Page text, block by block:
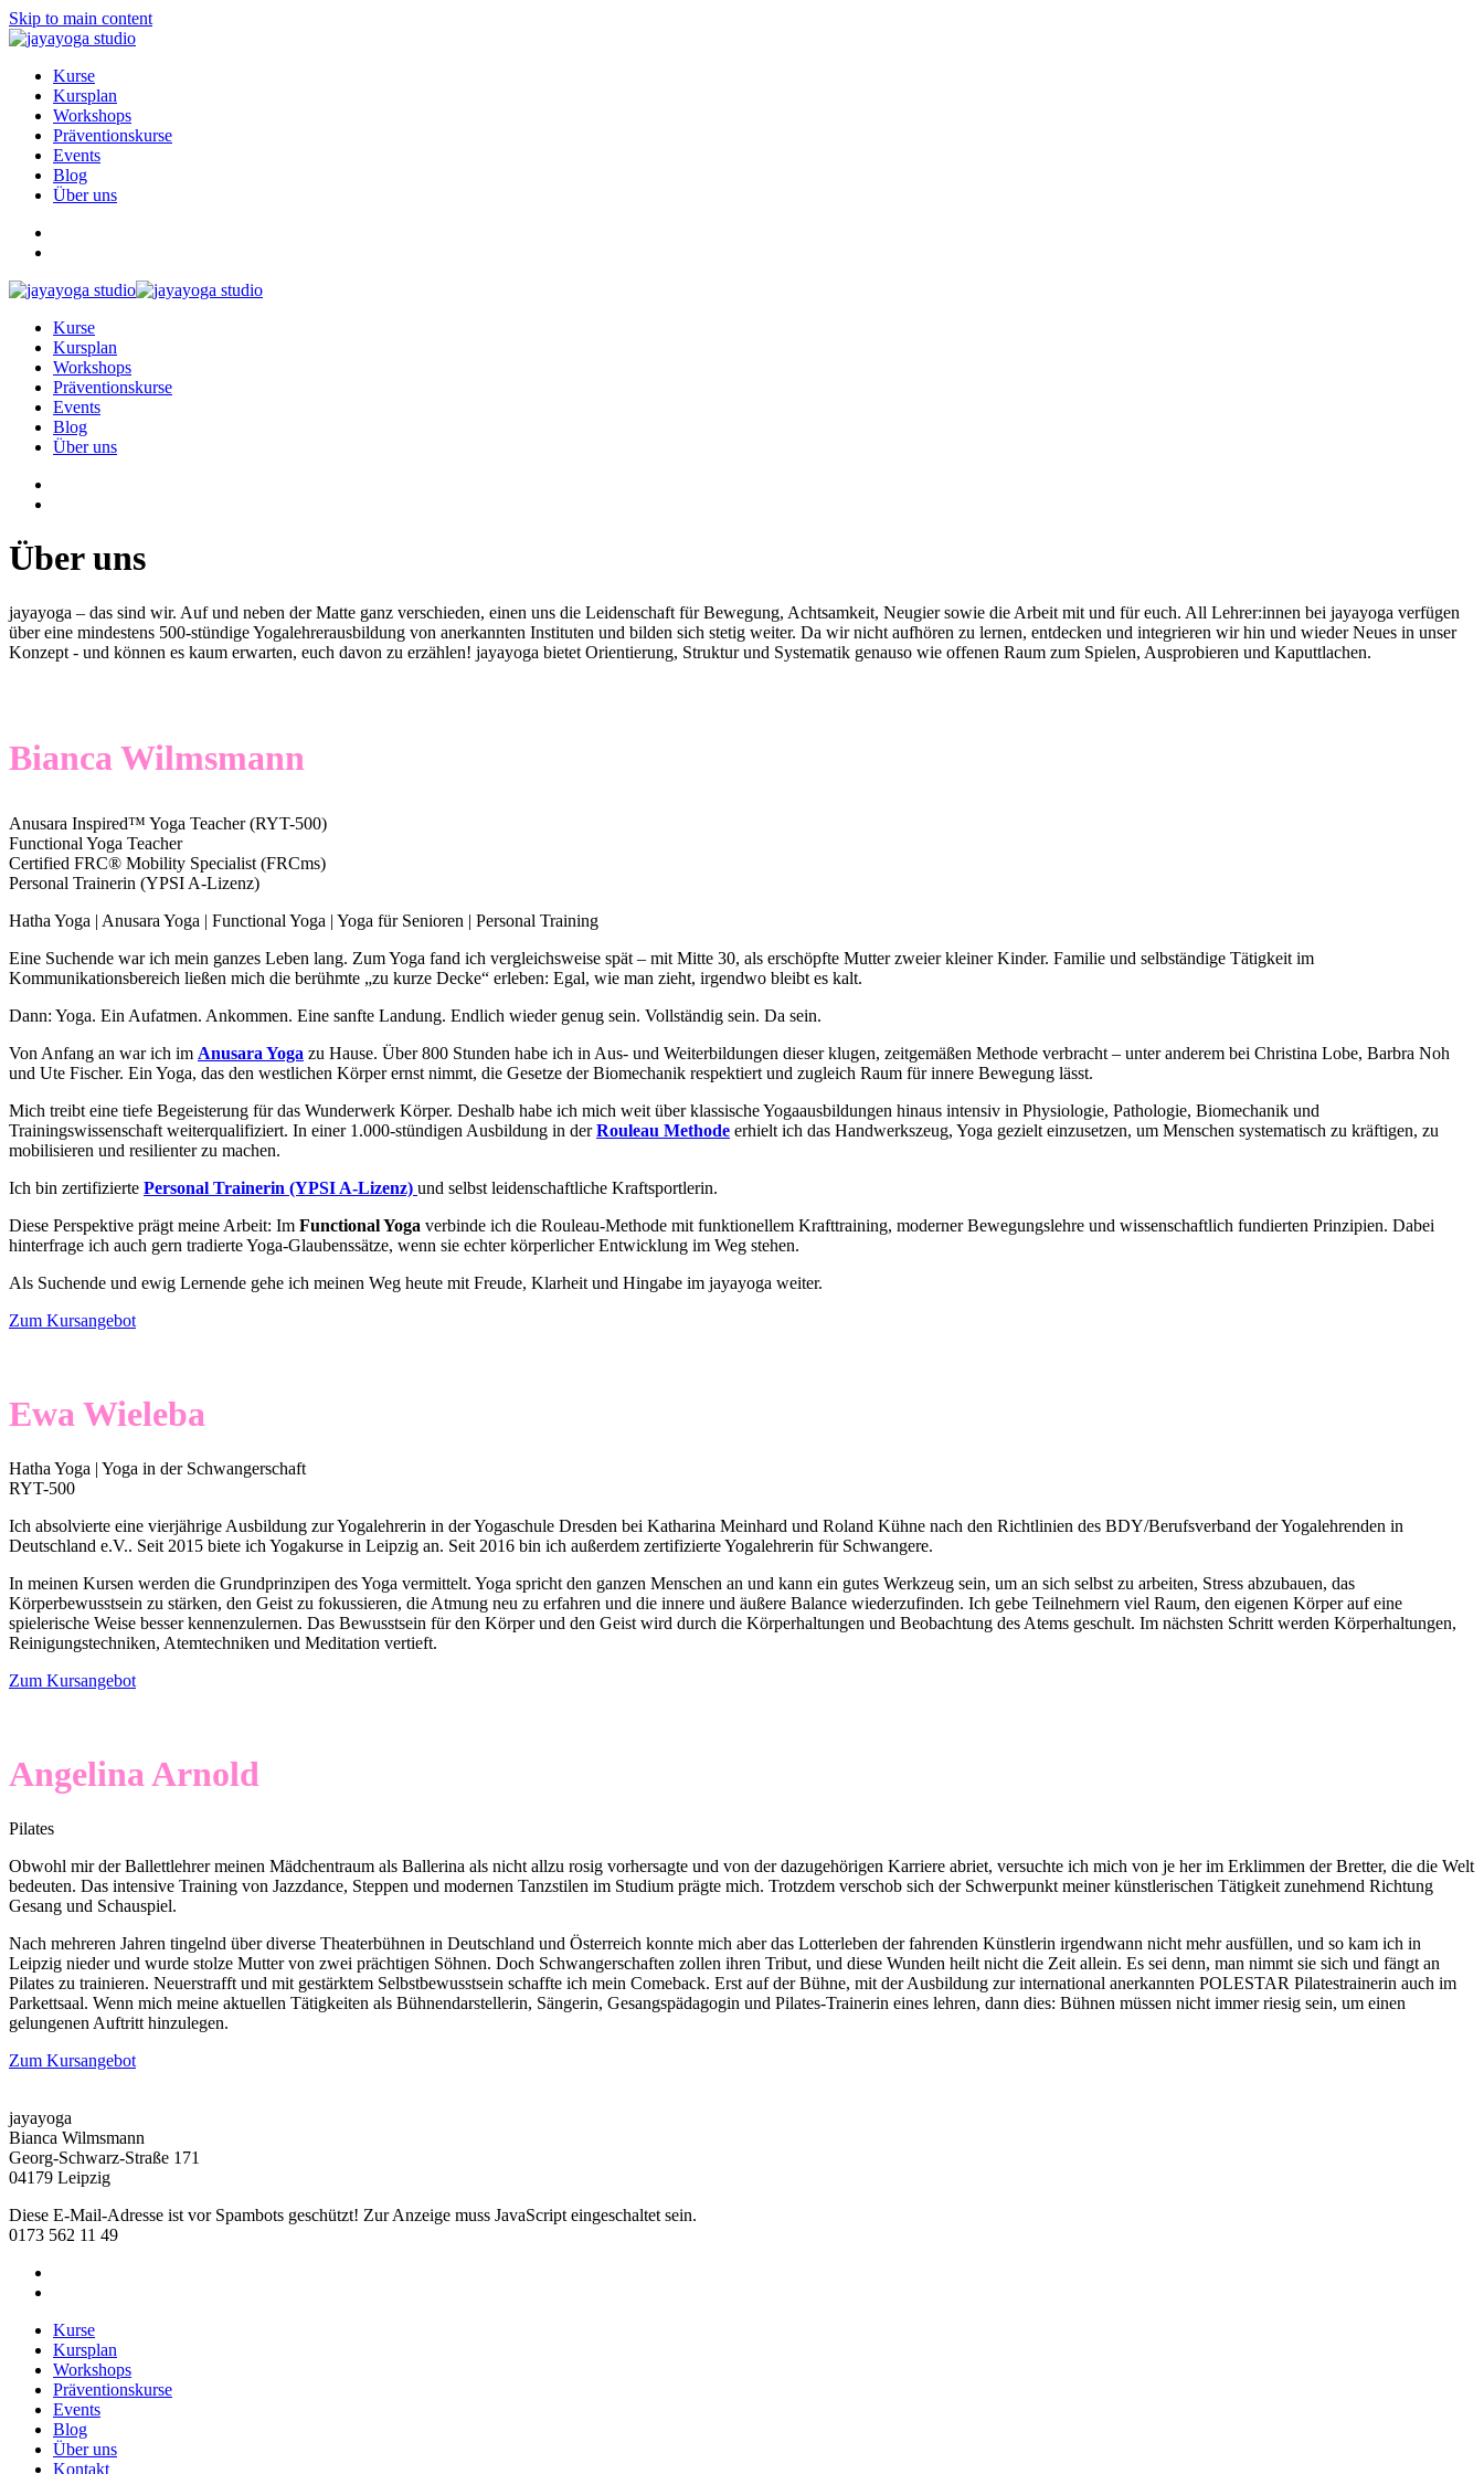
Skip to main content
Kurse
Kursplan
Workshops
Präventionskurse
Events
Blog
Über uns
Kurse
Kursplan
Workshops
Präventionskurse
Events
Blog
Über uns
Über uns
jayayoga – das sind wir. Auf und neben der Matte ganz verschieden, einen uns die Leidenschaft für Bewegung, Achtsamkeit, Neugier sowie die Arbeit mit und für euch. All Lehrer:innen bei jayayoga verfügen
über eine mindestens 500-stündige Yogalehrerausbildung von anerkannten Instituten und bilden sich stetig weiter. Da wir nicht aufhören zu lernen, entdecken und integrieren wir hin und wieder Neues in unser
Konzept - und können es kaum erwarten, euch davon zu erzählen! jayayoga bietet Orientierung, Struktur und Systematik genauso wie offenen Raum zum Spielen, Ausprobieren und Kaputtlachen.
Bianca Wilmsmann
Anusara Inspired™ Yoga Teacher (RYT-500)
Functional Yoga Teacher
Certified FRC® Mobility Specialist (FRCms)
Personal Trainerin (YPSI A-Lizenz)
Hatha Yoga | Anusara Yoga | Functional Yoga | Yoga für Senioren | Personal Training
Eine Suchende war ich mein ganzes Leben lang. Zum Yoga fand ich vergleichsweise spät – mit Mitte 30, als erschöpfte Mutter zweier kleiner Kinder. Familie und selbständige Tätigkeit im
Kommunikationsbereich ließen mich die berühmte „zu kurze Decke“ erleben: Egal, wie man zieht, irgendwo bleibt es kalt.
Dann: Yoga. Ein Aufatmen. Ankommen. Eine sanfte Landung. Endlich wieder genug sein. Vollständig sein. Da sein.
Von Anfang an war ich im Anusara Yoga zu Hause. Über 800 Stunden habe ich in Aus- und Weiterbildungen dieser klugen, zeitgemäßen Methode verbracht – unter anderem bei Christina Lobe, Barbra Noh
und Ute Fischer. Ein Yoga, das den westlichen Körper ernst nimmt, die Gesetze der Biomechanik respektiert und zugleich Raum für innere Bewegung lässt.
Mich treibt eine tiefe Begeisterung für das Wunderwerk Körper. Deshalb habe ich mich weit über klassische Yogaausbildungen hinaus intensiv in Physiologie, Pathologie, Biomechanik und
Trainingswissenschaft weiterqualifiziert. In einer 1.000-stündigen Ausbildung in derRouleau Methode erhielt ich das Handwerkszeug, Yoga gezielt einzusetzen, um Menschen systematisch zu kräftigen, zu
mobilisieren und resilienter zu machen.
Ich bin zertifizierte Personal Trainerin (YPSI A-Lizenz) und selbst leidenschaftliche Kraftsportlerin.
Diese Perspektive prägt meine Arbeit: Im Functional Yoga verbinde ich die Rouleau-Methode mit funktionellem Krafttraining, moderner Bewegungslehre und wissenschaftlich fundierten Prinzipien. Dabei
hinterfrage ich auch gern tradierte Yoga-Glaubenssätze, wenn sie echter körperlicher Entwicklung im Weg stehen.
Als Suchende und ewig Lernende gehe ich meinen Weg heute mit Freude, Klarheit und Hingabe im jayayoga weiter.
Zum Kursangebot
Ewa Wieleba
Hatha Yoga | Yoga in der Schwangerschaft
RYT-500
Ich absolvierte eine vierjährige Ausbildung zur Yogalehrerin in der Yogaschule Dresden bei Katharina Meinhard und Roland Kühne nach den Richtlinien des BDY/Berufsverband der Yogalehrenden in
Deutschland e.V.. Seit 2015 biete ich Yogakurse in Leipzig an. Seit 2016 bin ich außerdem zertifizierte Yogalehrerin für Schwangere.
In meinen Kursen werden die Grundprinzipen des Yoga vermittelt. Yoga spricht den ganzen Menschen an und kann ein gutes Werkzeug sein, um an sich selbst zu arbeiten, Stress abzubauen, das
Körperbewusstsein zu stärken, den Geist zu fokussieren, die Atmung neu zu erfahren und die innere und äußere Balance wiederzufinden. Ich gebe Teilnehmern viel Raum, den eigenen Körper auf eine
spielerische Weise besser kennenzulernen. Das Bewusstsein für den Körper und den Geist wird durch die Körperhaltungen und Beobachtung des Atems geschult. Im nächsten Schritt werden Körperhaltungen,
Reinigungstechniken, Atemtechniken und Meditation vertieft.
Zum Kursangebot
Angelina Arnold
Pilates
Obwohl mir der Ballettlehrer meinen Mädchentraum als Ballerina als nicht allzu rosig vorhersagte und von der dazugehörigen Karriere abriet, versuchte ich mich von je her im Erklimmen der Bretter, die die Welt
bedeuten. Das intensive Training von Jazzdance, Steppen und modernen Tanzstilen im Studium prägte mich. Trotzdem verschob sich der Schwerpunkt meiner künstlerischen Tätigkeit zunehmend Richtung
Gesang und Schauspiel.
Nach mehreren Jahren tingelnd über diverse Theaterbühnen in Deutschland und Österreich konnte mich aber das Lotterleben der fahrenden Künstlerin irgendwann nicht mehr ausfüllen, und so kam ich in
Leipzig nieder und wurde stolze Mutter von zwei prächtigen Söhnen. Doch Schwangerschaften zollen ihren Tribut, und diese Wunden heilt nicht die Zeit allein. Es sei denn, man nimmt sie sich und fängt an
Pilates zu trainieren. Neuerstrafft und mit gestärktem Selbstbewusstsein schaffte ich mein Comeback. Erst auf der Bühne, mit der Ausbildung zur international anerkannten POLESTAR Pilatestrainerin auch im
Parkettsaal. Wenn mich meine aktuellen Tätigkeiten als Bühnendarstellerin, Sängerin, Gesangspädagogin und Pilates-Trainerin eines lehren, dann dies: Bühnen müssen nicht immer riesig sein, um einen
gelungenen Auftritt hinzulegen.
Zum Kursangebot
jayayoga
Bianca Wilmsmann
Georg-Schwarz-Straße 171
04179 Leipzig
Diese E-Mail-Adresse ist vor Spambots geschützt! Zur Anzeige muss JavaScript eingeschaltet sein.
0173 562 11 49
Kurse
Kursplan
Workshops
Präventionskurse
Events
Blog
Über uns
Kontakt